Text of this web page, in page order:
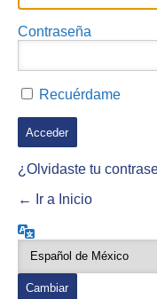
Contraseña
Recuérdame
¿Olvidaste tu
← Ir a Inicio